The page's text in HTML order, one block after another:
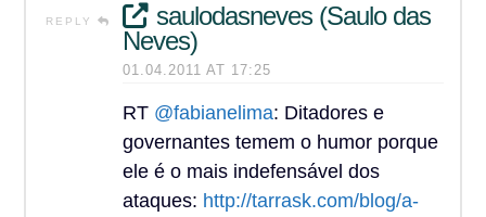
REPLY
saulodasneves (Saulo das
Neves)
01.04.2011 AT 17:25
RT @fabianelima: Ditadores e
governantes temem o humor porque
ele é o mais indefensável dos
ataques: http://tarrask.com/blog/a-